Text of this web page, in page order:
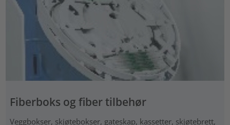
Fiberboks og fiber tilbehør
Veggbokser, skjøtebokser, gateskap, kassetter, skjøtebrett,